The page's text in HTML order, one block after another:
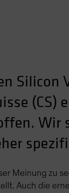
Silicon
Wir
Meinung zu
Auch die